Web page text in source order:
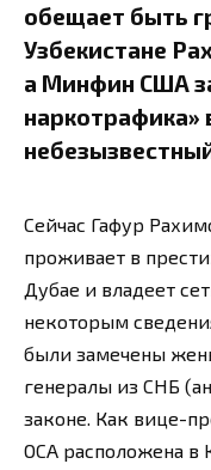
обещает быть
Узбекистане
а Минфин США
наркотрафика»
Сейчас Гафур
проживает в
Дубае и владеет
некоторым
были замечены
генералы из СНБ
законе. Как вице-
ОСА расположена в